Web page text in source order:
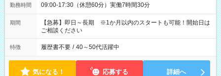
勤務時間 09:00-17:30（休憩60分）実働7時間30分
期間
【急募】即日～長期 ※1か月以内のスタートも可能！開始日は
ご相談ください
特徴 履歴書不要 / 40～50代活躍中
気になる！ 応募する 詳細へ